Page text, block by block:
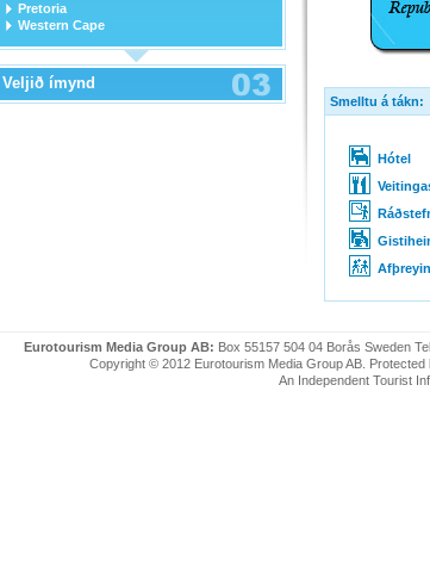
Pretoria
Western Cape
Veljið ímynd
Smelltu á tákn:
Hótel
Eurotourism Media Group AB: Box 55157 504 04 Borås Sweden
Copyright © 2012 Eurotourism Media Group AB.
An Independent Tourist